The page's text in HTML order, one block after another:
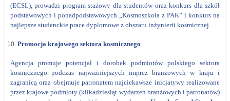
(ECSL), prowadzi program stażowy dla studentów oraz konkurs dla szkół
podstawowych i ponadpodstawowych „Kosmoszkoła z PAK” i konkurs na
najlepsze studenckie prace dyplomowe z obszaru inżynierii kosmicznej.
Promocja krajowego sektora kosmicznego
Agencja promuje potencjał i dorobek podmiotów polskiego sektora
kosmicznego podczas najważniejszych imprez branżowych w kraju i
zagranicą oraz obejmuje patronatem najciekawsze inicjatywy realizowane
przez krajowe podmioty (kilkadziesiąt wydarzeń branżowych i patronatów)